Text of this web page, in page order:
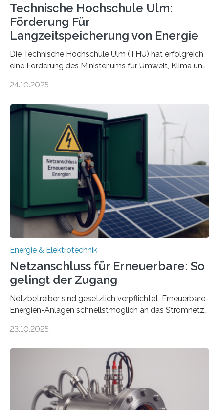
Technische Hochschule Ulm:
Förderung Für
Langzeitspeicherung von Energie
Die Technische Hochschule Ulm (THU) hat erfolgreich
eine Förderung des Ministeriums für Umwelt, Klima und
Forschungsprojekt „LAGER – Langzeitspeicherung in
Quartieren“ eingeworben. Ziel des Projekts ist die
Entwicklung, Erprobung und Demonstration von
Konzepten zur langfristigen Energiespeicherung in
sektorübergreifend vernetzten Energiesystemen. Das
Projekt startete am 15. Oktober 2025, hat eine Laufzeit
von drei Jahren und ein Gesamtvolumen von rund 2,9
Millionen Euro, wovon 2,6 Millionen Euro durch das
Ministerium für Umwelt, Klima und…
24.10.2025
Energie & Elektrotechnik
Netzanschluss für Erneuerbare: So
gelingt der Zugang
Netzbetreiber sind gesetzlich verpflichtet, Erneuerbare-
Energien-Anlagen schnellstmöglich an das Stromnetz
ermöglichen. Doch der dafür nötige Netzausbau hinkt
einem „Anschlussstau“. Die Stiftung
Umweltenergierecht hat den Rechtsrahmen in einem
neuen Bericht für die Praxis eingeordnet – inklusive der
Rolle von flexiblen Netzanschlussvereinbarungen. Der
Netzanschluss von Erneuerbare-Energien-Anlagen
23.10.2025